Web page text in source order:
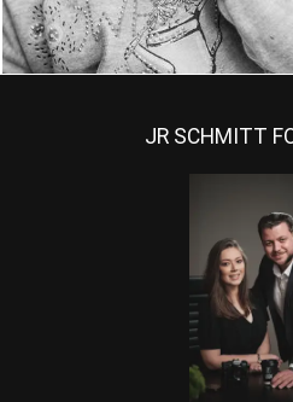
JR SCHMITT